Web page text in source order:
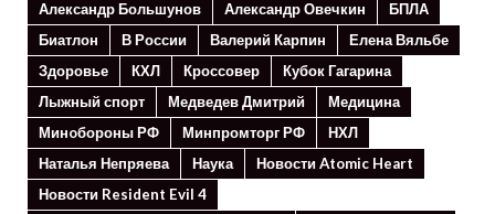
Александр Большунов
Александр Овечкин
БПЛА
Биатлон
В России Валерий Карпин
Елена Вяльбе
Здоровье
КХЛ Кроссовер
Кубок Гагарина
Лыжный спорт
Медведев Дмитрий
Медицина
Минoбороны РФ
Минпромторг РФ
НХЛ
Наталья Непряева
Наука
Новости Atomic Heart
Новости Resident Evil 4